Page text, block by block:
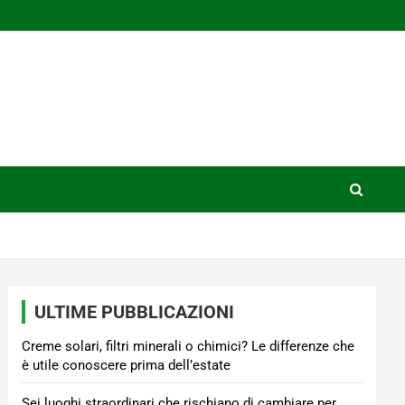
ULTIME PUBBLICAZIONI
Creme solari, filtri minerali o chimici? Le differenze che
è utile conoscere prima dell’estate